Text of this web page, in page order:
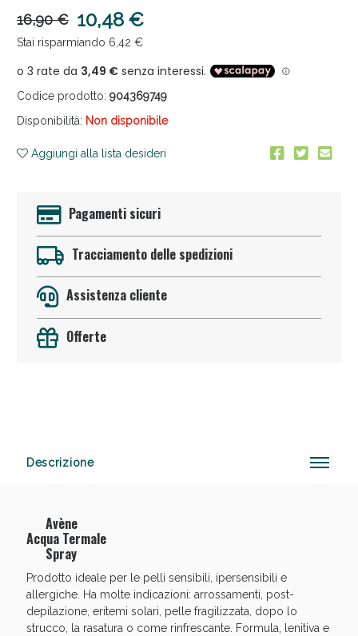
16,90 € 10,48 €
Stai risparmiando 6,42 €
Codice prodotto: 904369749
Disponibilità: Non disponibile
Aggiungi alla lista desideri
Pagamenti sicuri
Tracciamento delle spedizioni
Assistenza cliente
Offerte
Descrizione
Avène
Acqua Termale
Spray
Prodotto ideale per le pelli sensibili, ipersensibili e
allergiche. Ha molte indicazioni: arrossamenti, post-
depilazione, eritemi solari, pelle fragilizzata, dopo lo
strucco, la rasatura o come rinfrescante. Formula, lenitiva e
Anticellulite e Fanghi: Sconto fino al 40% valido
oggi!